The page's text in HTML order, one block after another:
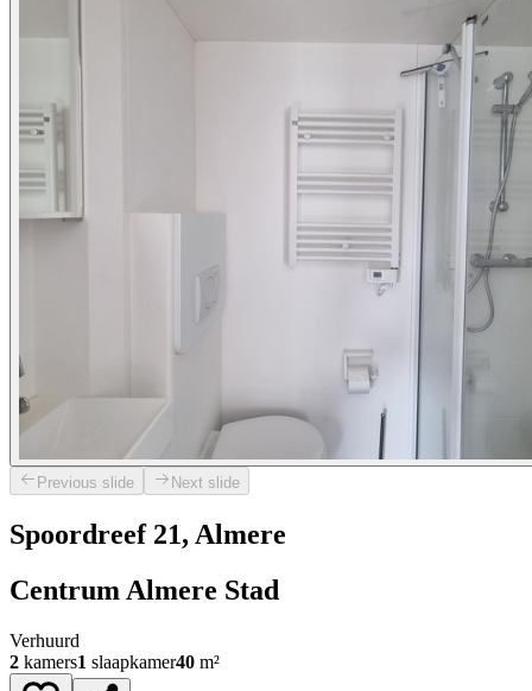
Previous slide Next slide
Spoordreef 21, Almere
Centrum Almere Stad
Verhuurd
2 kamers1 slaapkamer40 m²